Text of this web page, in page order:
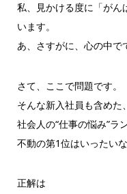
私、見かける度に「がん
います。
あ、さすがに、心の中で
さて、ここで問題です。
そんな新入社員も含めた、
社会人の“仕事の悩み”ラ
不動の第1位はいったい
正解は